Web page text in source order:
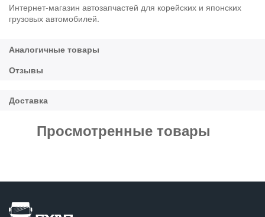
Интернет-магазин автозапчастей для корейских и японских
грузовых автомобилей.
Просмотренные товары